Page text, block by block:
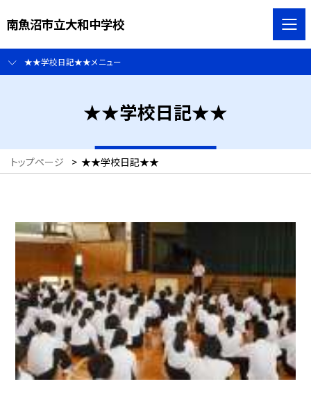
南魚沼市立大和中学校
★★学校日記★★メニュー
★★学校日記★★
トップページ > ★★学校日記★★